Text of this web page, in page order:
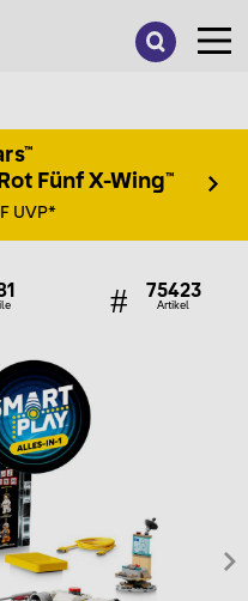
Fünf X-Wing™
UVP*
75423
Artikel